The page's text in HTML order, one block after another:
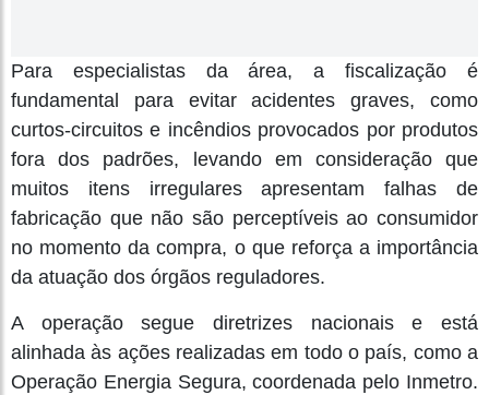
Para especialistas da área, a fiscalização é
fundamental para evitar acidentes graves, como
curtos-circuitos e incêndios provocados por produtos
fora dos padrões, levando em consideração que
muitos itens irregulares apresentam falhas de
fabricação que não são perceptíveis ao consumidor
no momento da compra, o que reforça a importância
da atuação dos órgãos reguladores.
A operação segue diretrizes nacionais e está
alinhada às ações realizadas em todo o país, como a
Operação Energia Segura, coordenada pelo Inmetro.